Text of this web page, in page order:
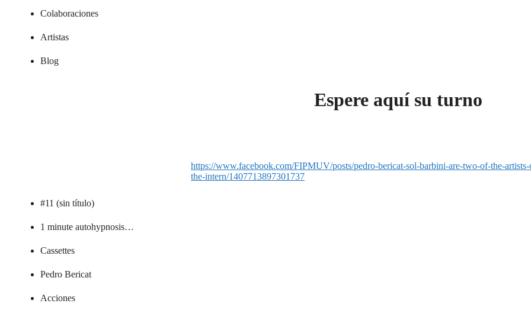
Colaboraciones
Artistas
Blog
Espere aquí su turno
https://www.facebook.com/FIPMUV/posts/pedro-bericat-sol-barbini-are-two-of-the-
the-intern/1407713897301737
#11 (sin título)
1 minute autohypnosis…
Cassettes
Pedro Bericat
Acciones